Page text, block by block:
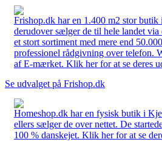
Frishop.dk har en 1.400 m2 stor butik
derudover sælger de til hele landet via
et stort sortiment med mere end
professionel rådgivning over telefon.
af E-mærket. Klik her for at se deres
Se udvalget på Frishop.dk
Homeshop.dk har en fysisk butik i
ellers sælger de over nettet. De
100 % danskejet. Klik her for at se